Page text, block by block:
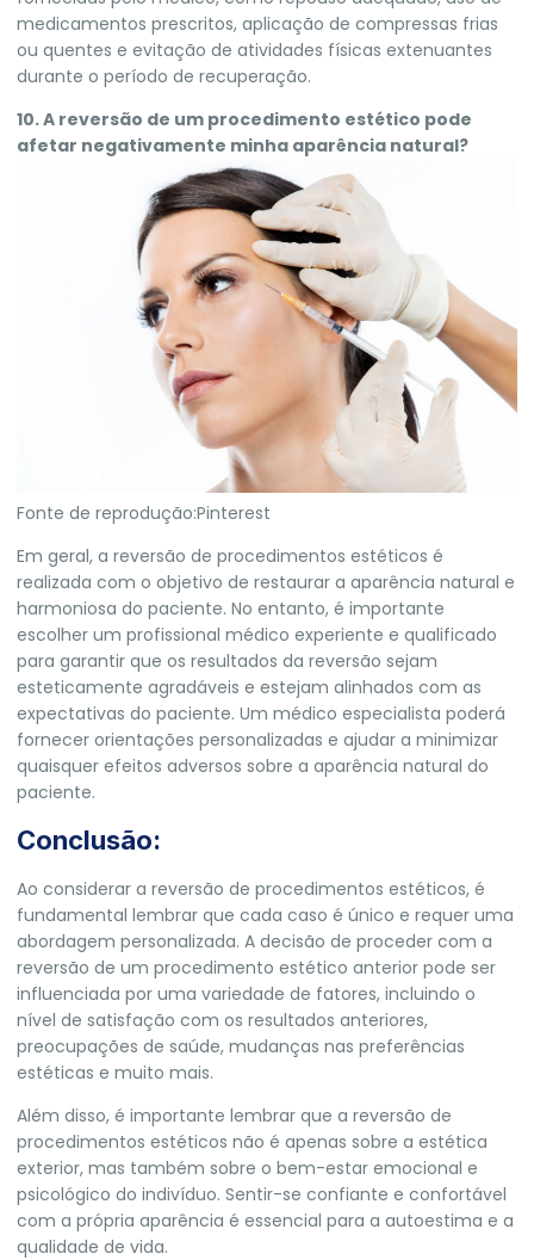
medicamentos prescritos, aplicação de compressas frias
ou quentes e evitação de atividades físicas extenuantes
durante o período de recuperação.
10. A reversão de um procedimento estético pode
afetar negativamente minha aparência natural?
Fonte de reprodução:Pinterest
Em geral, a reversão de procedimentos estéticos é
realizada com o objetivo de restaurar a aparência natural e
harmoniosa do paciente. No entanto, é importante
escolher um profissional médico experiente e qualificado
para garantir que os resultados da reversão sejam
esteticamente agradáveis e estejam alinhados com as
expectativas do paciente. Um médico especialista poderá
fornecer orientações personalizadas e ajudar a minimizar
quaisquer efeitos adversos sobre a aparência natural do
paciente.
Conclusão:
Ao considerar a reversão de procedimentos estéticos, é
fundamental lembrar que cada caso é único e requer uma
abordagem personalizada. A decisão de proceder com a
reversão de um procedimento estético anterior pode ser
influenciada por uma variedade de fatores, incluindo o
nível de satisfação com os resultados anteriores,
preocupações de saúde, mudanças nas preferências
estéticas e muito mais.
Além disso, é importante lembrar que a reversão de
procedimentos estéticos não é apenas sobre a estética
exterior, mas também sobre o bem-estar emocional e
psicológico do indivíduo. Sentir-se confiante e confortável
com a própria aparência é essencial para a autoestima e a
qualidade de vida.